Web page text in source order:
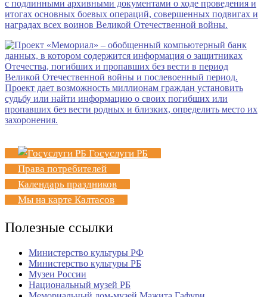
Госуслуги РБ
Права потребителей
Календарь праздников
Мы на карте Калтасов
Полезные ссылки
Министерство культуры РФ
Министерство культуры РБ
Музеи России
Национальный музей РБ